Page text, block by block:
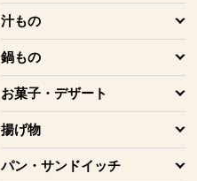
汁もの
を開く
鍋もの
を開く
お菓子・デザート
を開く
揚げ物
を開く
パン・サンドイッチ
を開く